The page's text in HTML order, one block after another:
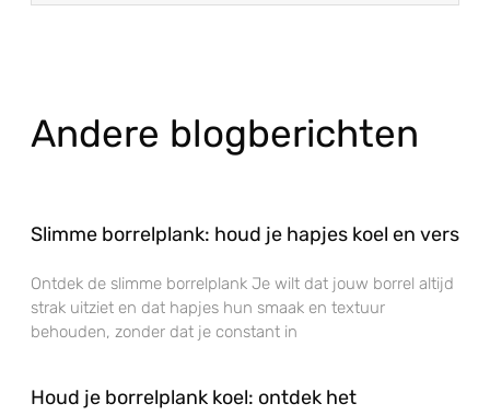
Andere blogberichten
Slimme borrelplank: houd je hapjes koel en vers
Ontdek de slimme borrelplank Je wilt dat jouw borrel altijd
strak uitziet en dat hapjes hun smaak en textuur
behouden, zonder dat je constant in
Houd je borrelplank koel: ontdek het